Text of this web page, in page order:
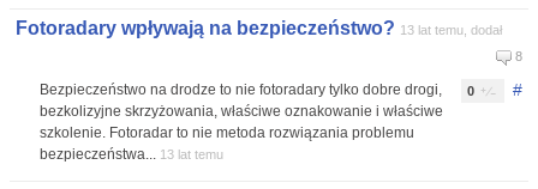
Fotoradary wpływają na bezpieczeństwo? 13 lat temu, dodał
8
#
0
Bezpieczeństwo na drodze to nie fotoradary tylko dobre drogi,
bezkolizyjne skrzyżowania, właściwe oznakowanie i właściwe
szkolenie. Fotoradar to nie metoda rozwiązania problemu
bezpieczeństwa... 13 lat temu